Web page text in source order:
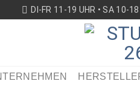
DI-FR 11-19 UHR • SA 10-18